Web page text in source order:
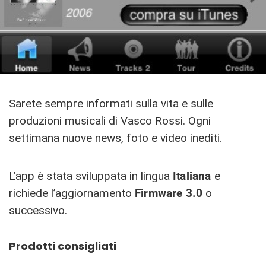
Sarete sempre informati sulla vita e sulle
produzioni musicali di Vasco Rossi. Ogni
settimana nuove news, foto e video inediti.
L’app è stata sviluppata in lingua Italiana e
richiede l’aggiornamento Firmware 3.0 o
successivo.
Prodotti consigliati